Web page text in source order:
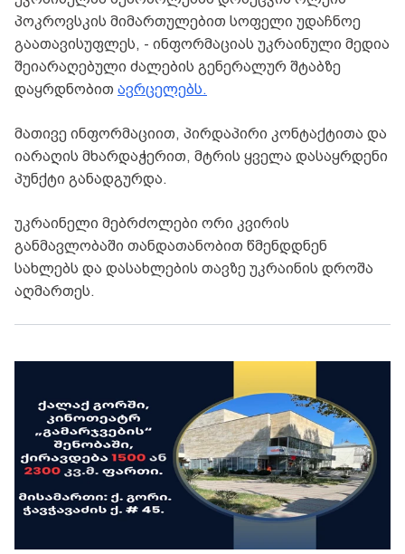
პოკროვსკის მიმართულებით სოფელი უდაჩნოე
გაათავისუფლეს, - ინფორმაციას უკრაინული მედია
შეიარაღებული ძალების გენერალურ შტაბზე
დაყრდნობით ავრცელებს.
მათივე ინფორმაციით, პირდაპირი კონტაქტითა და
იარაღის მხარდაჭერით, მტრის ყველა დასაყრდენი
პუნქტი განადგურდა.
უკრაინელი მებრძოლები ორი კვირის
განმავლობაში თანდათანობით წმენდდნენ
სახლებს და დასახლების თავზე უკრაინის დროშა
აღმართეს.